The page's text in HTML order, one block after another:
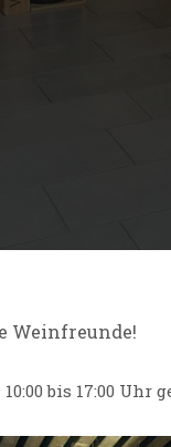
Weinfreunde!
bis 17:00 Uhr